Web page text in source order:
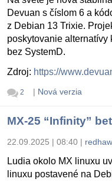
Devuan s číslom 6 a
z Debian 13 Trixie.
poskytovanie
bez SystemD.
Zdroj: https://
2 | Nová verzia
MX-25 “Infinity”
22.09.2025 | 08:40 |
Ludia okolo MX linuxu
linuxu postavené na